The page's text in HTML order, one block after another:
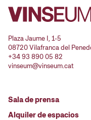
Plaza Jaume I, 1-5
08720 Vilafranca del
+34 93 890 05 82
vinseum@vinseum.cat
Sala de prensa
Alquiler de espacios